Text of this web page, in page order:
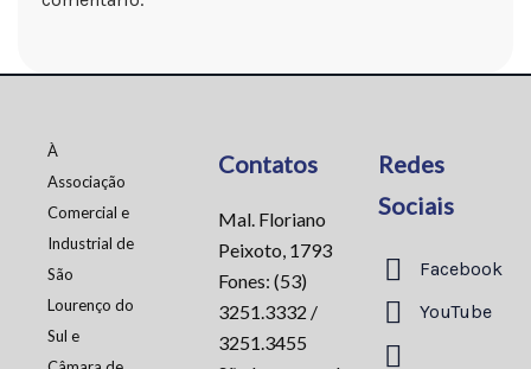
À
Associação
Comercial e
Industrial de
São
Lourenço do
Sul e
Contatos
Mal. Floriano
Peixoto, 1793
Fones: (53)
3251.3332 /
3251.3455
Redes
Sociais
Facebook
YouTube